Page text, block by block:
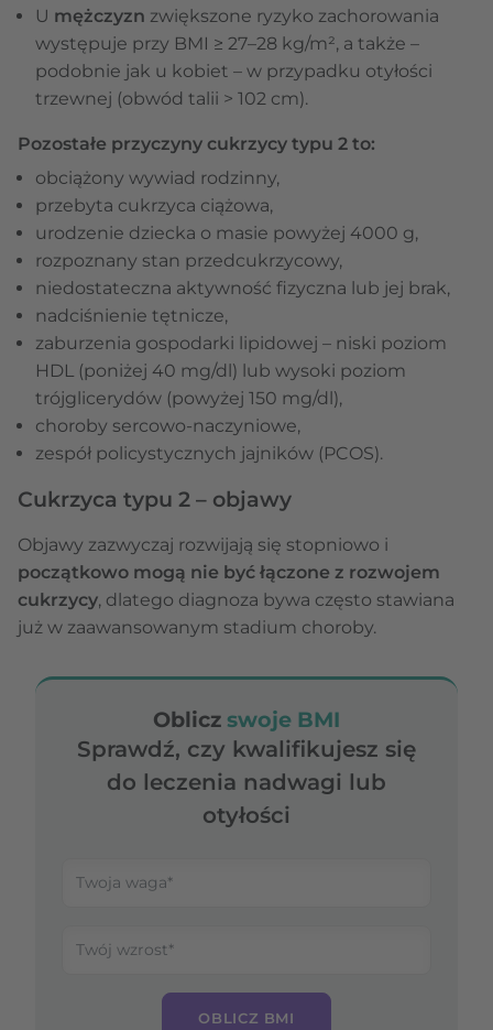
U mężczyzn zwiększone ryzyko zachorowania
występuje przy BMI ≥ 27–28 kg/m², a także –
podobnie jak u kobiet – w przypadku otyłości
trzewnej (obwód talii > 102 cm).
Pozostałe przyczyny cukrzycy typu 2 to:
obciążony wywiad rodzinny,
przebyta cukrzyca ciążowa,
urodzenie dziecka o masie powyżej 4000 g,
rozpoznany stan przedcukrzycowy,
niedostateczna aktywność fizyczna lub jej brak,
nadciśnienie tętnicze,
zaburzenia gospodarki lipidowej – niski poziom
HDL (poniżej 40 mg/dl) lub wysoki poziom
trójglicerydów (powyżej 150 mg/dl),
choroby sercowo-naczyniowe,
zespół policystycznych jajników (PCOS).
Cukrzyca typu 2 – objawy
Objawy zazwyczaj rozwijają się stopniowo i
początkowo mogą nie być łączone z rozwojem
cukrzycy, dlatego diagnoza bywa często stawiana
już w zaawansowanym stadium choroby.
Oblicz swoje BMI
Sprawdź, czy kwalifikujesz się
do leczenia nadwagi lub
otyłości
OBLICZ BMI